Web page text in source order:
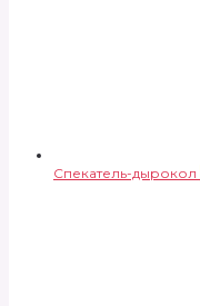
Спекатель-дырокол